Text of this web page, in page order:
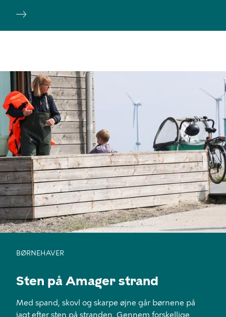
BØRNEHAVER
Sten på Amager strand
Med spand, skovl og skarpe øjne går børnene på
jagt efter sten på stranden. Gennem forskellige